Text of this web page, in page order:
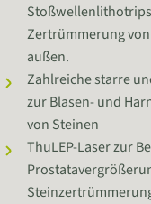
Zertrümmerung
außen.
Zahlreiche starre
zur Blasen- und
von Steinen
ThuLEP-Laser zur